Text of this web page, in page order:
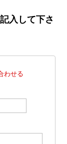
入して下さ
わせる